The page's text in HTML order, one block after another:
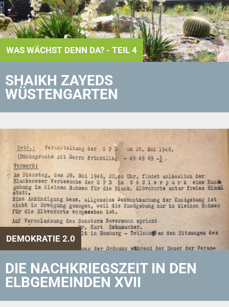
WAS WÄCHST DENN DA? - TEIL 4
SHAIKH ZAYEDS
WÜSTENGARTEN
DEMOKRATIE 2.0
DIE NACHKRIEGSZEIT IN DEN
ELBGEMEINDEN XVII